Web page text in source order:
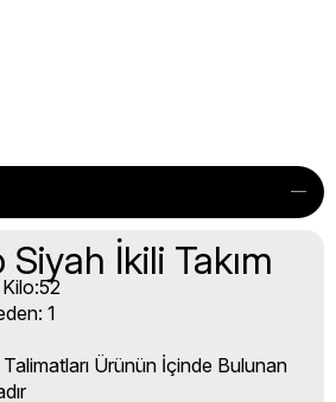
İkili Takım
1
Talimatları Ürünün İçinde Bulunan